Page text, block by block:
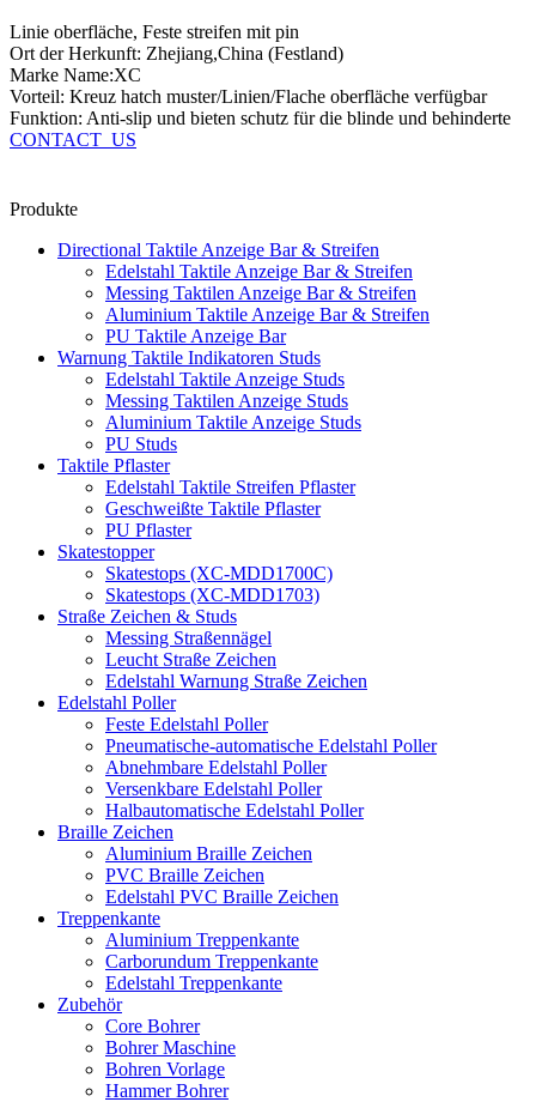
Linie oberfläche, Feste streifen mit pin
Ort der Herkunft: Zhejiang,China (Festland)
Marke Name:XC
Vorteil: Kreuz hatch muster/Linien/Flache oberfläche verfügbar
Funktion: Anti-slip und bieten schutz für die blinde und behinderte
CONTACT_US
Produkte
Directional Taktile Anzeige Bar & Streifen
Edelstahl Taktile Anzeige Bar & Streifen
Messing Taktilen Anzeige Bar & Streifen
Aluminium Taktile Anzeige Bar & Streifen
PU Taktile Anzeige Bar
Warnung Taktile Indikatoren Studs
Edelstahl Taktile Anzeige Studs
Messing Taktilen Anzeige Studs
Aluminium Taktile Anzeige Studs
PU Studs
Taktile Pflaster
Edelstahl Taktile Streifen Pflaster
Geschweißte Taktile Pflaster
PU Pflaster
Skatestopper
Skatestops (XC-MDD1700C)
Skatestops (XC-MDD1703)
Straße Zeichen & Studs
Messing Straßennägel
Leucht Straße Zeichen
Edelstahl Warnung Straße Zeichen
Edelstahl Poller
Feste Edelstahl Poller
Pneumatische-automatische Edelstahl Poller
Abnehmbare Edelstahl Poller
Versenkbare Edelstahl Poller
Halbautomatische Edelstahl Poller
Braille Zeichen
Aluminium Braille Zeichen
PVC Braille Zeichen
Edelstahl PVC Braille Zeichen
Treppenkante
Aluminium Treppenkante
Carborundum Treppenkante
Edelstahl Treppenkante
Zubehör
Core Bohrer
Bohrer Maschine
Bohren Vorlage
Hammer Bohrer